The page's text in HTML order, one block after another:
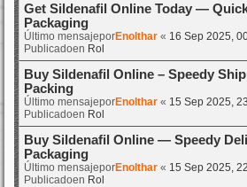
Get Sildenafil Online Today —
Packaging
Último mensajeporEnolthar « 16 Sep 2025,
Publicadoen Rol
Buy Sildenafil Online – Speedy
Packing
Último mensajeporEnolthar « 15 Sep 2025,
Publicadoen Rol
Buy Sildenafil Online — Speedy
Packaging
Último mensajeporEnolthar « 15 Sep 2025,
Publicadoen Rol